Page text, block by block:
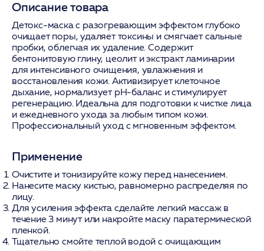
Описание товара
Детокс-маска с разогревающим эффектом глубоко
очищает поры, удаляет токсины и смягчает сальные
пробки, облегчая их удаление. Содержит
бентонитовую глину, цеолит и экстракт ламинарии
для интенсивного очищения, увлажнения и
восстановления кожи. Активизирует клеточное
дыхание, нормализует pH-баланс и стимулирует
регенерацию. Идеальна для подготовки к чистке лица
и ежедневного ухода за любым типом кожи.
Профессиональный уход с мгновенным эффектом.
Применение
Очистите и тонизируйте кожу перед нанесением.
Нанесите маску кистью, равномерно распределяя по
лицу.
Для усиления эффекта сделайте легкий массаж в
течение 3 минут или накройте маску паратермической
пленкой.
Тщательно смойте теплой водой с очищающим